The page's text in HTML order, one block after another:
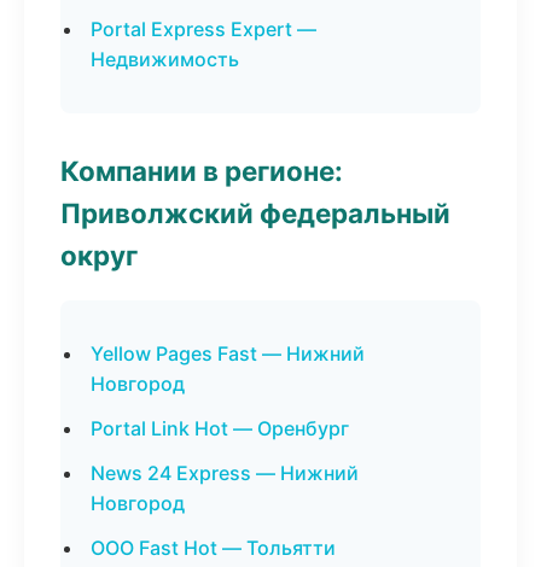
Portal Express Expert —
Недвижимость
Компании в регионе:
Приволжский федеральный
округ
Yellow Pages Fast — Нижний
Новгород
Portal Link Hot — Оренбург
News 24 Express — Нижний
Новгород
ООО Fast Hot — Тольятти